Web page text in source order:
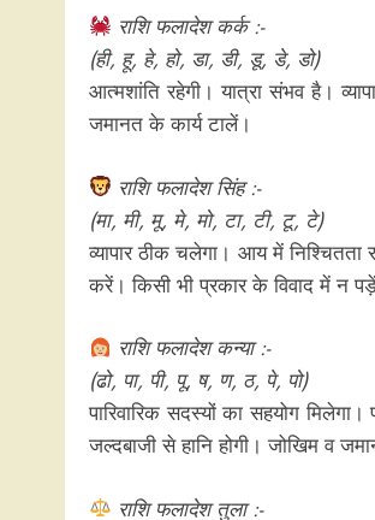
राशि फलादेश कर्क :-
(ही, हू, हे, हो, डा, डी, डू, डे, डो)
आत्मशांति रहेगी। यात्रा संभव है।
जमानत के कार्य टालें।
राशि फलादेश सिंह :-
(मा, मी, मू, मे, मो, टा, टी, टू, टे)
व्यापार ठीक चलेगा। आय में निश्चितता
करें। किसी भी प्रकार के विवाद में न
राशि फलादेश कन्या :-
(ढो, पा, पी, पू, ष, ण, ठ, पे, पो)
पारिवारिक सदस्यों का सहयोग
जल्दबाजी से हानि होगी। जोखिम व
राशि फलादेश तुला :-